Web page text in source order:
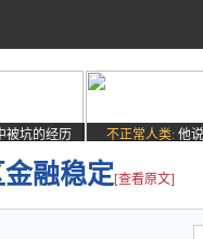
被坑的经历 不正常人类: 他
融稳定[查看原文]